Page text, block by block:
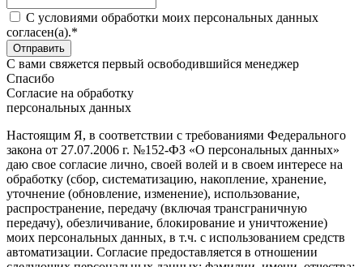
C условиями обработки моих персональных данных
согласен(а).*
С вами свяжется первый освободившийся менеджер
Спасибо
Согласие на обработку
персональных данных
Настоящим Я, в соответствии с требованиями Федерального
закона от 27.07.2006 г. №152-ФЗ «О персональных данных»
даю свое согласие лично, своей волей и в своем интересе на
обработку (сбор, систематизацию, накопление, хранение,
уточнение (обновление, изменение), использование,
распространение, передачу (включая трансграничную
передачу), обезличивание, блокирование и уничтожение)
моих персональных данных, в т.ч. с использованием средств
автоматизации. Согласие предоставляется в отношении